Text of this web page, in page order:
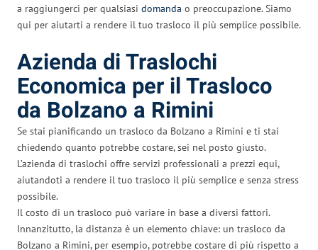
a raggiungerci per qualsiasi domanda o preoccupazione. Siamo
qui per aiutarti a rendere il tuo trasloco il più semplice possibile.
Azienda di Traslochi
Economica per il Trasloco
da Bolzano a Rimini
Se stai pianificando un trasloco da Bolzano a Rimini e ti stai
chiedendo quanto potrebbe costare, sei nel posto giusto.
L’azienda di traslochi offre servizi professionali a prezzi equi,
aiutandoti a rendere il tuo trasloco il più semplice e senza stress
possibile.
Il costo di un trasloco può variare in base a diversi fattori.
Innanzitutto, la distanza è un elemento chiave: un trasloco da
Bolzano a Rimini, per esempio, potrebbe costare di più rispetto a